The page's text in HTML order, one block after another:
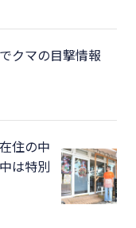
クマの目撃情報
住の中
は特別